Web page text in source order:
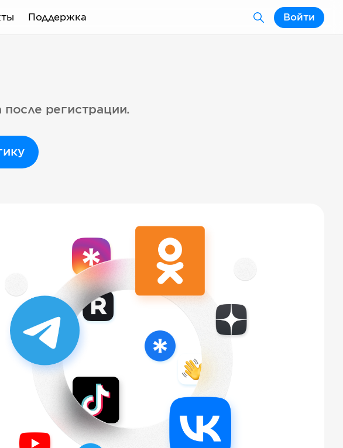
Поддержка Войти
после регистрации.